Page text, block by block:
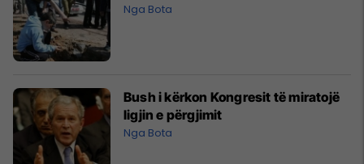
Nga Bota
Bush i kërkon Kongresit të miratojë
ligjin e përgjimit
Nga Bota